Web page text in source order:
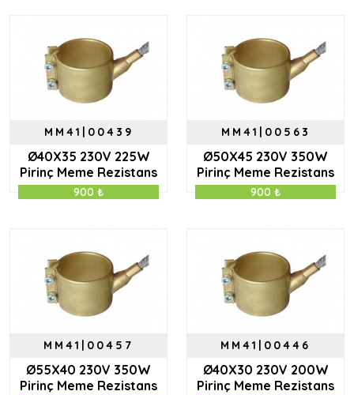
MM41|00439
Ø40X35 230V 225W
Pirinç Meme Rezistans
900 ₺
MM41|00563
Ø50X45 230V 350W
Pirinç Meme Rezistans
900 ₺
MM41|00457
Ø55X40 230V 350W
Pirinç Meme Rezistans
MM41|00446
Ø40X30 230V 200W
Pirinç Meme Rezistans